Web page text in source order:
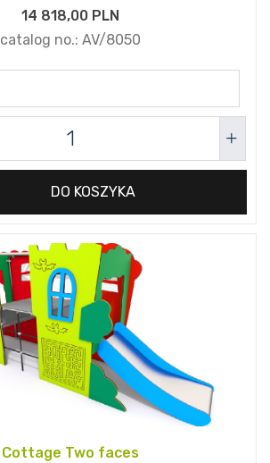
14 818,00 PLN
catalog no.: AV/8050
DO KOSZYKA
Cottage Two faces